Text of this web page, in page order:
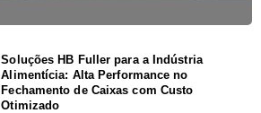
Soluções HB Fuller para a Indústria
Alimentícia: Alta Performance no
Fechamento de Caixas com Custo
Otimizado